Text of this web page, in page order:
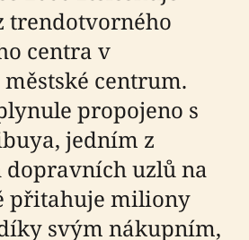
trendotvorného
centra v
centrum.
propojeno s
jedním z
uzlů na
přitahuje miliony
svým nákupním,